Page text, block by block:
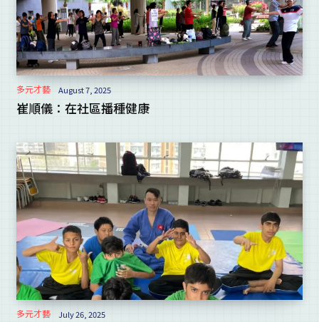
多元才藝 August 7, 2025
崔順儀：在社區播種健康
多元才藝 July 26, 2025